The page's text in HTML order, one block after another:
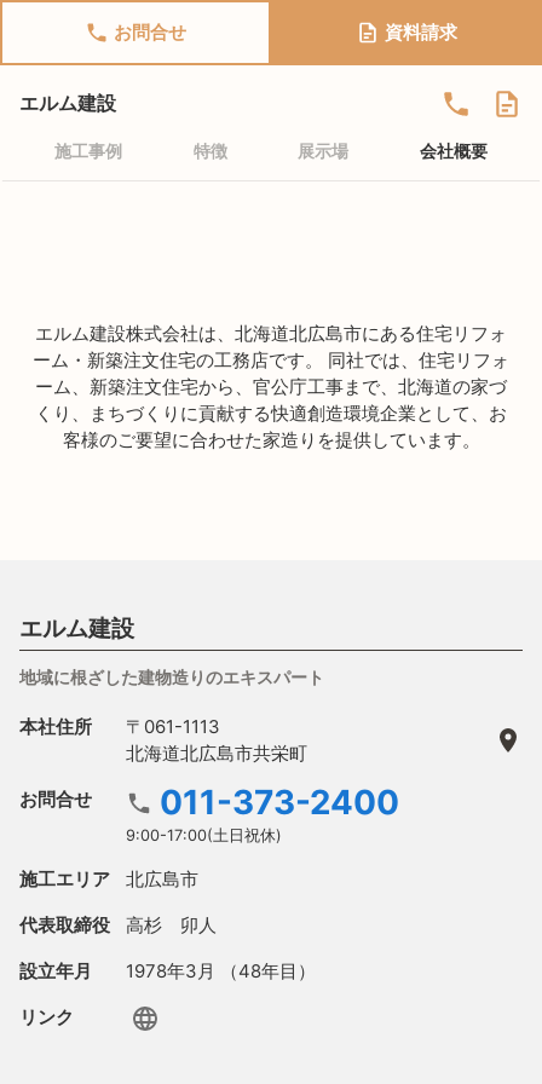
お問合せ 資料請求
エルム建設
施工事例 特徴 展示場 会社概要
エルム建設株式会社は、北海道北広島市にある住宅リフォ
ーム・新築注文住宅の工務店です。 同社では、住宅リフォ
ーム、新築注文住宅から、官公庁工事まで、北海道の家づ
くり、まちづくりに貢献する快適創造環境企業として、お
客様のご要望に合わせた家造りを提供しています。
エルム建設
地域に根ざした建物造りのエキスパート
本社住所
〒061-1113
北海道北広島市共栄町
お問合せ 011-373-2400
9:00-17:00(土日祝休)
施工エリア 北広島市
代表取締役 高杉 卯人
設立年月 1978年3月 （48年目）
リンク